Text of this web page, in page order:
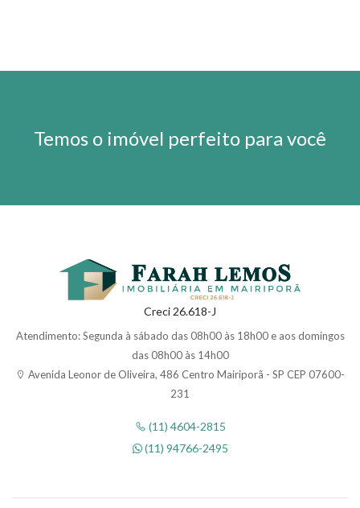
Temos o imóvel perfeito para você
Creci 26.618-J
Atendimento: Segunda à sábado das 08h00 às 18h00 e aos domingos
das 08h00 às 14h00
Avenida Leonor de Oliveira, 486 Centro Mairiporã - SP CEP 07600-
231
(11) 4604-2815
(11) 94766-2495